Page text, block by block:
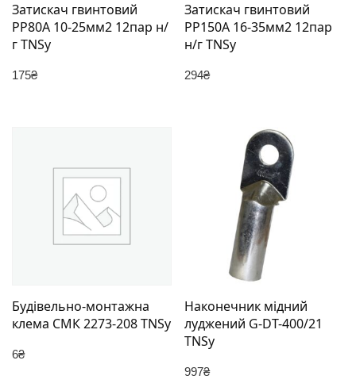
Затискач гвинтовий
PP80A 10-25мм2 12пар н/
г TNSy
175₴
Затискач гвинтовий
PP150A 16-35мм2 12пар
н/г TNSy
294₴
Будівельно-монтажна
клема СМК 2273-208 TNSy
6₴
Наконечник мідний
луджений G-DT-400/21
TNSy
997₴